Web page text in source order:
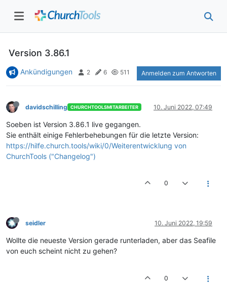
Version 3.86.1
Ankündigungen 2 6 511 Anmelden zum Antworten
davidschilling CHURCHTOOLSMITARBEITER 10. Juni 2022, 07:49
Soeben ist Version 3.86.1 live gegangen.
Sie enthält einige Fehlerbehebungen für die letzte Version:
https://hilfe.church.tools/wiki/0/Weiterentwicklung von
ChurchTools ("Changelog")
0
seidler 10. Juni 2022, 19:59
Wollte die neueste Version gerade runterladen, aber das Seafile
von euch scheint nicht zu gehen?
0